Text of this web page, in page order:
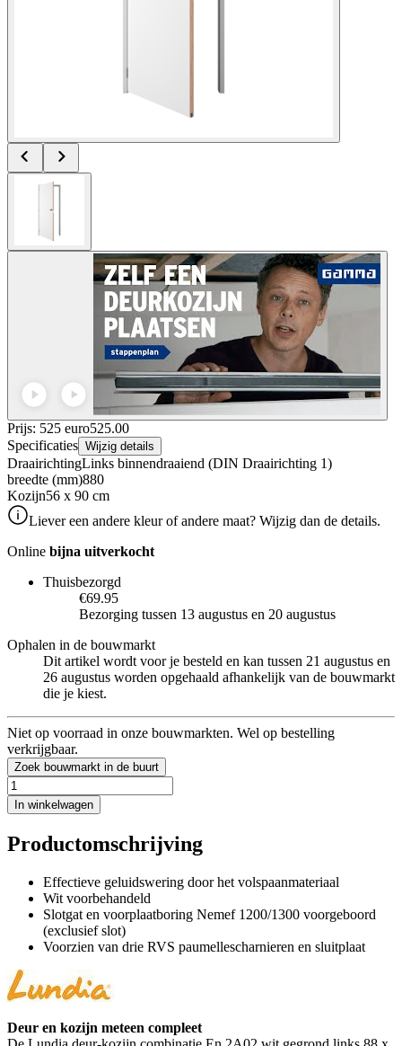
Prijs: 525 euro525.00
Specificaties Wijzig details
DraairichtingLinks binnendraaiend (DIN Draairichting 1)
breedte (mm)880
Kozijn56 x 90 cm
Liever een andere kleur of andere maat? Wijzig dan de details.
Online bijna uitverkocht
Thuisbezorgd
€69.95
Bezorging tussen 13 augustus en 20 augustus
Ophalen in de bouwmarkt
Dit artikel wordt voor je besteld en kan tussen 21 augustus en
26 augustus worden opgehaald afhankelijk van de bouwmarkt
die je kiest.
Niet op voorraad in onze bouwmarkten. Wel op bestelling
verkrijgbaar.
Zoek bouwmarkt in de buurt
In winkelwagen
Productomschrijving
Effectieve geluidswering door het volspaanmateriaal
Wit voorbehandeld
Slotgat en voorplaatboring Nemef 1200/1300 voorgeboord
(exclusief slot)
Voorzien van drie RVS paumellescharnieren en sluitplaat
Deur en kozijn meteen compleet